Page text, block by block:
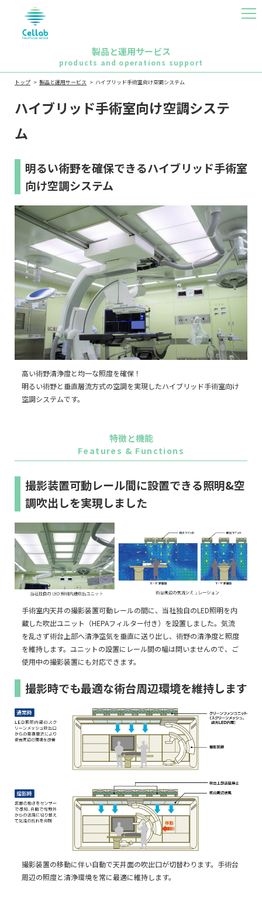
MEN
製品と運用サービス
products and operations support
トップ 製品と運用サービス ハイブリッド手術室向け空調システム
ハイブリッド手術室向け空調システ
ム
明るい術野を確保できるハイブリッド手術室
向け空調システム
高い術野清浄度と均一な照度を確保！
明るい術野と垂直層流方式の空調を実現したハイブリッド手術室向け
空調システムです。
特徴と機能
Features & Functions
撮影装置可動レール間に設置できる照明&空
調吹出しを実現しました
手術室内天井の撮影装置可動レールの間に、当社独自のLED照明を内
蔵した吹出ユニット（HEPAフィルター付き）を設置しました。気流
を乱さず術台上部へ清浄空気を垂直に送り出し、術野の清浄度と照度
を維持します。ユニットの設置にレール間の幅は問いませんので、ご
使用中の撮影装置にも対応できます。
撮影時でも最適な術台周辺環境を維持します
撮影装置の移動に伴い自動で天井面の吹出口が切替わります。手術台
周辺の照度と清浄環境を常に最適に維持します。